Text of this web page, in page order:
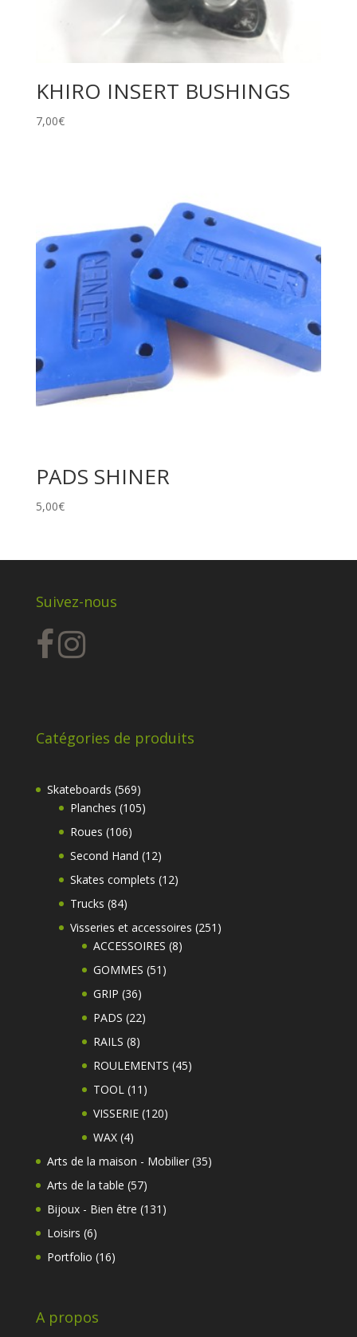
KHIRO INSERT BUSHINGS
7,00€
PADS SHINER
5,00€
Suivez-nous
Catégories de produits
Skateboards 569569
produits
Planches 105105
Roues 106106
produits
Second Hand 1212
produits
Skates complets 1212
Trucks 8484
produits
Visseries et accessoires 251 251
ACCESSOIRES 88
GOMMES 51 51
GRIP 3636
produits
PADS 2222
RAILS 88
produits
ROULEMENTS 4545
TOOL 11 11
produits
VISSERIE 120120
WAX 44
produits
Arts de la maison - Mobilier 3535
Arts de la table 5757
produits
Bijoux - Bien être 131 131
Loisirs 66
produits
Portfolio 1616
A propos